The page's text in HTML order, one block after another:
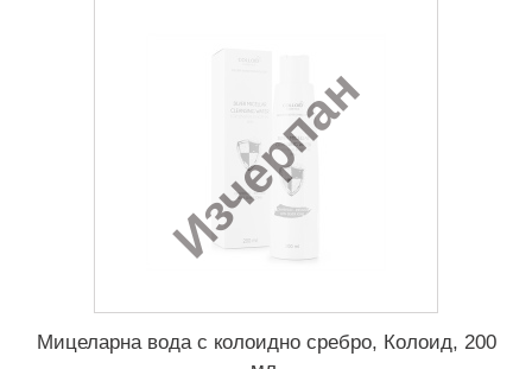
Изчерпан
Мицеларна вода с колоидно сребро, Колоид, 200